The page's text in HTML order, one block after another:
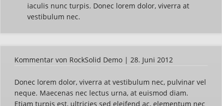
iaculis nunc turpis. Donec lorem dolor, viverra at
vestibulum nec.
Kommentar von RockSolid Demo | 28. Juni 2012
Donec lorem dolor, viverra at vestibulum nec, pulvinar vel
neque. Maecenas nec lectus urna, at euismod diam.
Etiam turpis est, ultricies sed eleifend ac, elementum nec